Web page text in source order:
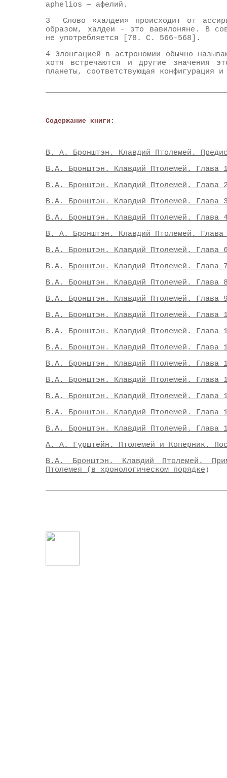
aphelios — афелий.
3 Слово «халдеи» происходит от
образом, халдеи - это вавилоняне. В
не употребляется [78. С. 566-568].
4 Элонгацией в астрономии обычно
хотя встречаются и другие значения
планеты, соответствующая конфигурация
Содержание книги:
В. А. Бронштэн. Клавдий Птолемей.
В.А. Бронштэн. Клавдий Птолемей. Глава
В.А. Бронштэн. Клавдий Птолемей. Глава
В.А. Бронштэн. Клавдий Птолемей. Глава
В.А. Бронштэн. Клавдий Птолемей. Глава
В. А. Бронштэн. Клавдий Птолемей. Глава
В.А. Бронштэн. Клавдий Птолемей. Глава
В.А. Бронштэн. Клавдий Птолемей. Глава
В.А. Бронштэн. Клавдий Птолемей. Глава
В.А. Бронштэн. Клавдий Птолемей. Глава
В.А. Бронштэн. Клавдий Птолемей. Глава
В.А. Бронштэн. Клавдий Птолемей. Глава
В.А. Бронштэн. Клавдий Птолемей. Глава
В.А. Бронштэн. Клавдий Птолемей. Глава
В.А. Бронштэн. Клавдий Птолемей. Глава
В.А. Бронштэн. Клавдий Птолемей. Глава
В.А. Бронштэн. Клавдий Птолемей. Глава
В.А. Бронштэн. Клавдий Птолемей. Глава
А. А. Гурштейн. Птолемей и Коперник.
В.А. Бронштэн. Клавдий Птолемей.
Птолемея (в хронологическом порядке )